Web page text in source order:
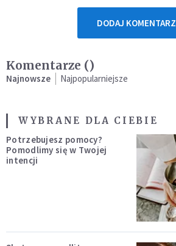
DODAJ KOMENTARZ
Komentarze ()
Najnowsze Najpopularniejsze
WYBRANE DLA CIEBIE
Potrzebujesz pomocy?
Pomodlimy się w Twojej
intencji